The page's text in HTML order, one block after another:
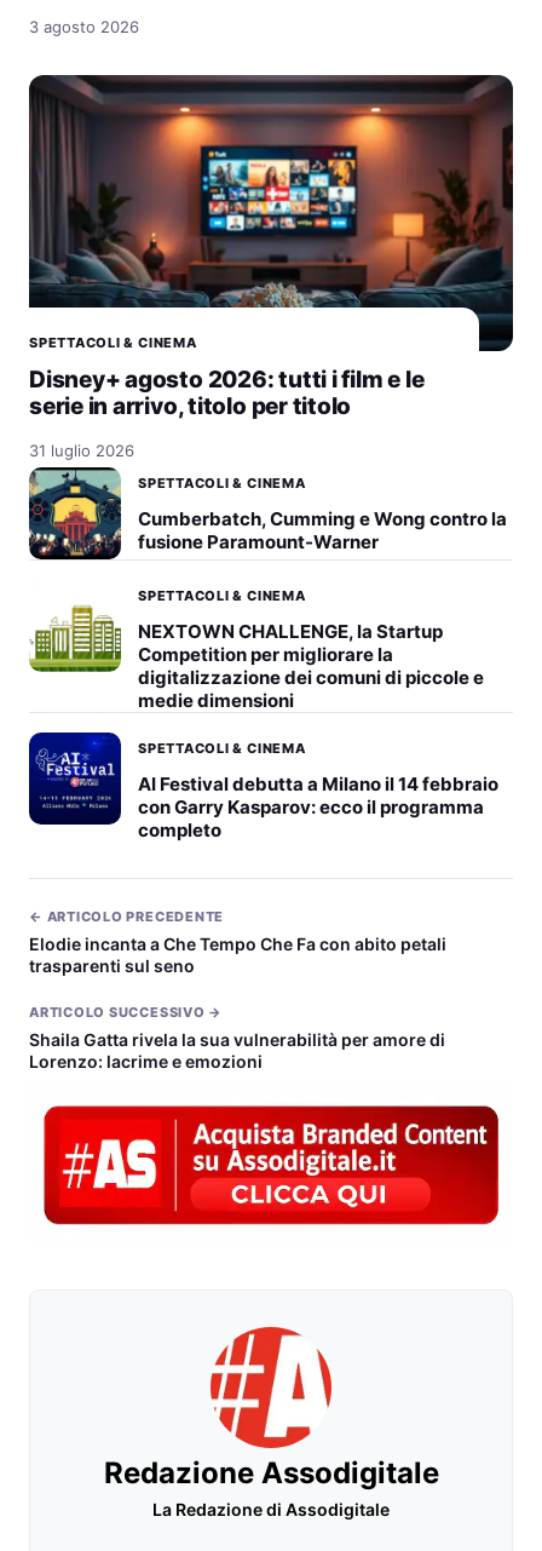
3 agosto 2026
SPETTACOLI & CINEMA
Disney+ agosto 2026: tutti i film e le
serie in arrivo, titolo per titolo
31 luglio 2026
SPETTACOLI & CINEMA
Cumberbatch, Cumming e Wong contro la
fusione Paramount-Warner
SPETTACOLI & CINEMA
NEXTOWN CHALLENGE, la Startup
Competition per migliorare la
digitalizzazione dei comuni di piccole e
medie dimensioni
SPETTACOLI & CINEMA
AI Festival debutta a Milano il 14 febbraio
con Garry Kasparov: ecco il programma
completo
← ARTICOLO PRECEDENTE
Elodie incanta a Che Tempo Che Fa con abito petali
trasparenti sul seno
ARTICOLO SUCCESSIVO →
Shaila Gatta rivela la sua vulnerabilità per amore di
Lorenzo: lacrime e emozioni
Redazione Assodigitale
La Redazione di Assodigitale